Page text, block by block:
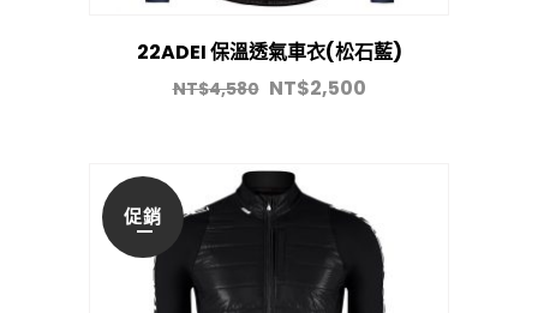
22ADEI 保溫透氣車衣(松石藍)
NT$4,580 NT$2,500
促銷